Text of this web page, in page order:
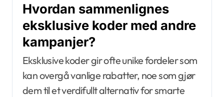
Hvordan sammenlignes
eksklusive koder med andre
kampanjer?
Eksklusive koder gir ofte unike fordeler som
kan overgå vanlige rabatter, noe som gjør
dem til et verdifullt alternativ for smarte